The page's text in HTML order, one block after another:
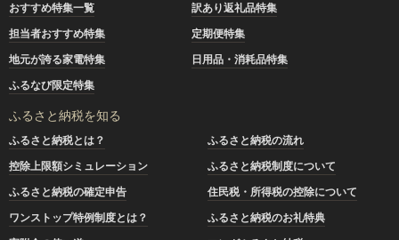
おすすめ特集一覧
訳あり返礼品特集
担当者おすすめ特集
定期便特集
地元が誇る家電特集
日用品・消耗品特集
ふるなび限定特集
ふるさと納税を知る
ふるさと納税とは？
ふるさと納税の流れ
控除上限額シミュレーション
ふるさと納税制度について
ふるさと納税の確定申告
住民税・所得税の控除について
ワンストップ特例制度とは？
ふるさと納税のお礼特典